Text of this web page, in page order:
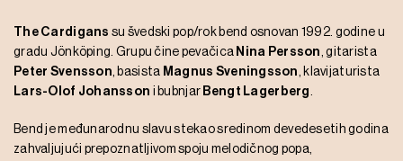
The Cardigans su švedski pop/rok bend osnovan 1992. godine u
gradu Jönköping. Grupu čine pevačica Nina Persson, gitarista
Peter Svensson, basista Magnus Sveningsson, klavijaturista
Lars-Olof Johansson i bubnjar Bengt Lagerberg.
Bend je međunarodnu slavu stekao sredinom devedesetih godina
zahvaljujući prepoznatljivom spoju melodičnog popa,